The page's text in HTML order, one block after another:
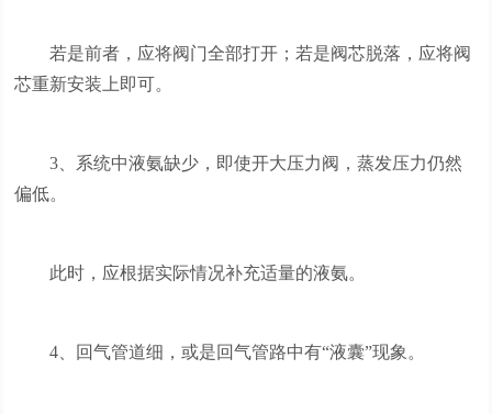
若是前者，应将阀门全部打开；若是阀芯脱落，应将阀
芯重新安装上即可。
3、系统中液氨缺少，即使开大压力阀，蒸发压力仍然
偏低。
此时，应根据实际情况补充适量的液氨。
4、回气管道细，或是回气管路中有“液囊”现象。